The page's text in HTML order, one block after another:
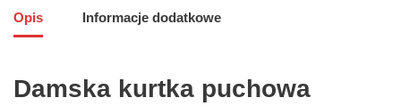
Opis Informacje dodatkowe
Damska kurtka puchowa